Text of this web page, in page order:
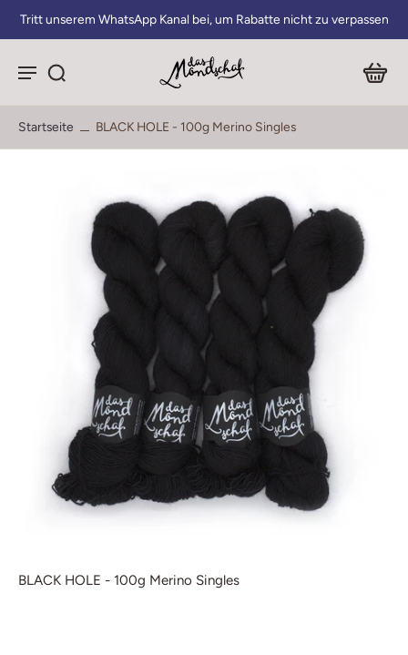
Tritt unserem WhatsApp Kanal bei, um Rabatte nicht zu verpassen
Startseite BLACK HOLE - 100g Merino Singles
BLACK HOLE - 100g Merino Singles